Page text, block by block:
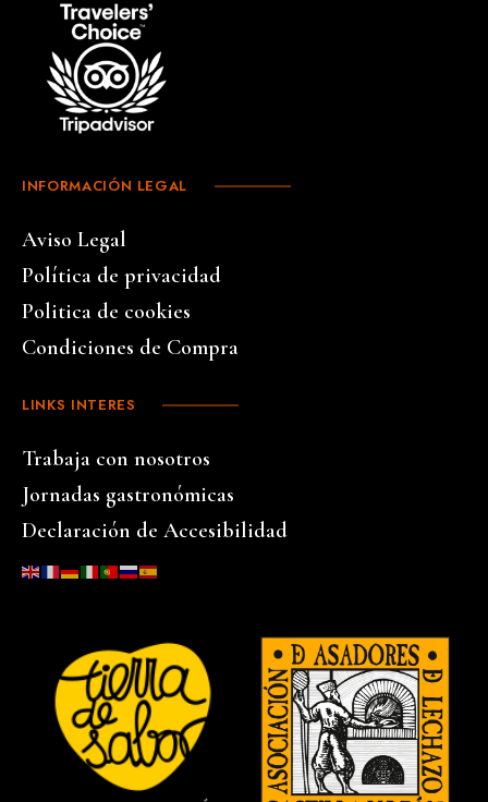
INFORMACIÓN LEGAL
Aviso Legal
Política de privacidad
Politica de cookies
Condiciones de Compra
LINKS INTERES
Trabaja con nosotros
Jornadas gastronómicas
Declaración de Accesibilidad